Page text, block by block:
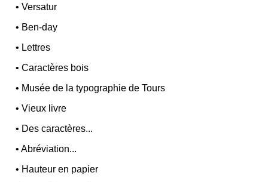
•Versatur
• Ben-day
• Lettres
•Caractères bois
• Musée de la typographie de Tours
•Vieux livre
• Des caractères...
•Abréviation...
• Hauteur en papier